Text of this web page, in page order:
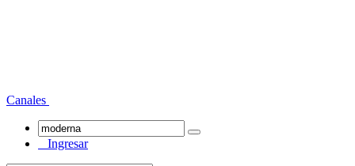
Canales
Ingresar